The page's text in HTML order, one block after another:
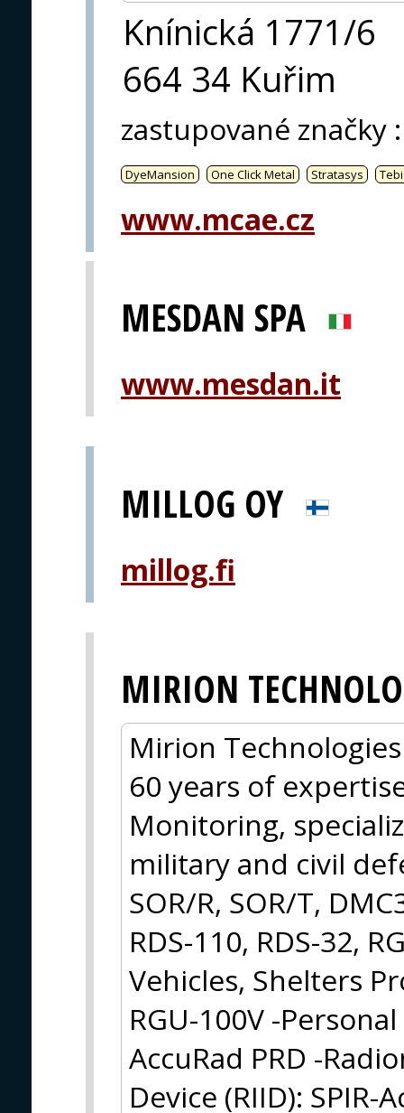
Knínická 1771/6
664 34 Kuřim
zastupované značky :
DyeMansion One Click Metal Stratasys
www.mcae.cz
MESDAN SPA
www.mesdan.it
MILLOG OY
millog.fi
MIRION
Mirion
60 years of
Monitoring,
military and civil
SOR/R, SOR/T,
RDS-110, RDS-32,
Vehicles, Shelters
RGU-100V -
AccuRad PRD -
Device (RIID): SPIR-